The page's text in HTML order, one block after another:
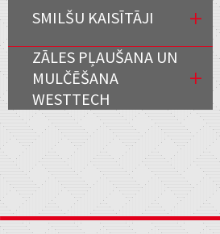
SMILŠU KAISĪTĀJI
ZĀLES PĻAUŠANA UN
MULČĒŠANA
WESTTECH